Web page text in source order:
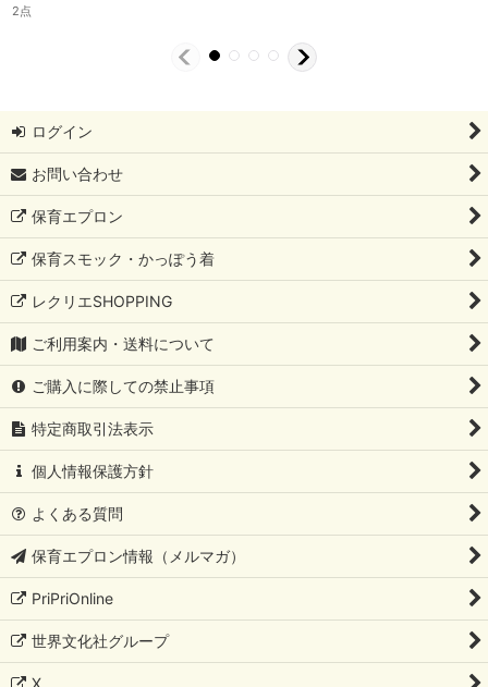
2点
ログイン
お問い合わせ
保育エプロン
保育スモック・かっぽう着
レクリエSHOPPING
ご利用案内・送料について
ご購入に際しての禁止事項
特定商取引法表示
個人情報保護方針
よくある質問
保育エプロン情報（メルマガ）
PriPriOnline
世界文化社グループ
X